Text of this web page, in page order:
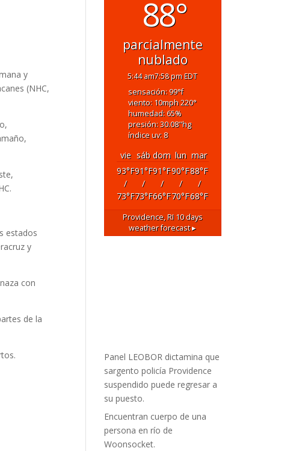
y
(NHC,
estados
y
con
de la
88°
parcialmente
nublado
5:44 am7:58 pm EDT
sensación: 99°f
viento: 10mph220°
humedad: 65%
presión: 30.08"hg
índice uv: 8
vie sáb dom lun mar
93°F
/
73°F
91°F
/
73°F
91°F
/
66°F
90°F
/
70°F
88°F
/
68°F
Providence, RI10 days
weather forecast ▸
Panel LEOBOR dictamina que
sargento policía Providence
suspendido puede regresar a
su puesto.
Encuentran cuerpo de una
persona en río de
Woonsocket.